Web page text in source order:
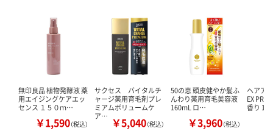
無印良品 植物発酵液 薬
用エイジングケアエッ
センス １５０ｍ…
￥1,590（税込）
サクセス バイタルチ
ャージ薬用育毛剤プレ
ミアムボリュームケ
ア… ￥5,040（税込）
50の恵 頭皮健やか髪ふ
んわり薬用育毛美容液
160mL ロ…
￥3,960（税込）
ヘアア
EX
香り